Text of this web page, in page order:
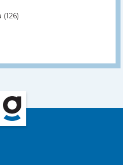
(126)